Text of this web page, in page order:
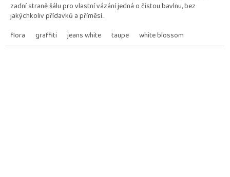
5
hvězdiček.
zadní straně šálu pro vlastní vázání jedná o čistou bavlnu, bez
jakýchkoliv přídavků a příměsí...
flora
graffiti jeans white taupe white blossom